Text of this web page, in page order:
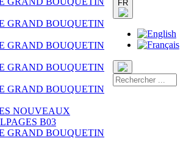
GRAND BOUQUETIN
GRAND BOUQUETIN
GRAND BOUQUETIN
GRAND BOUQUETIN
NOUVEAUX
B03
GRAND BOUQUETIN
FR